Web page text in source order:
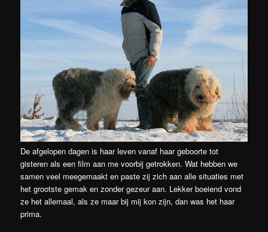
De afgelopen dagen is haar leven vanaf haar geboorte tot
gisteren als een film aan me voorbij getrokken. Wat hebben we
samen veel meegemaakt en paste zij zich aan alle situaties met
het grootste gemak en zonder gezeur aan. Lekker boeiend vond
ze het allemaal, als ze maar bij mij kon zijn, dan was het haar
prima.